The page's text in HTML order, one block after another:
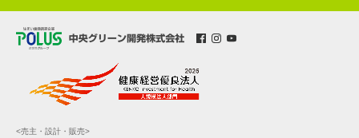
<売主・設計・販売>